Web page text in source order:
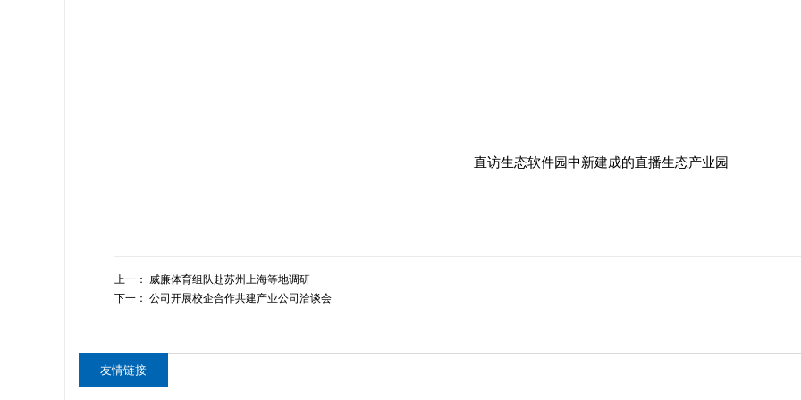
直访生态软件园中新建成的直播生态产业园
上一：
威廉体育组队赴苏州上海等地调研
下一： 公司开展校企合作共建产业公司洽谈会
友情链接